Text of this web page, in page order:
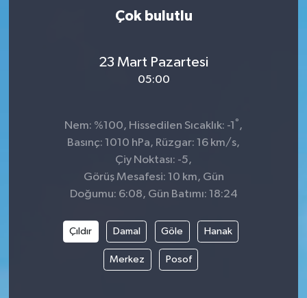
Çok bulutlu
23 Mart Pazartesi
05:00
Nem: %100, Hissedilen Sıcaklık: -1 °,
Basınç: 1010 hPa, Rüzgar: 16 km/s,
Çiy Noktası: -5,
Görüş Mesafesi: 10 km, Gün
Doğumu: 6:08, Gün Batımı: 18:24
Çıldır Damal Göle Hanak
Merkez Posof